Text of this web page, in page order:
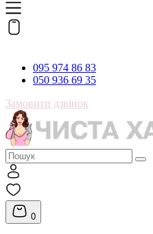
095 974 86 83
050 936 69 35
Замовити дзвінок
0